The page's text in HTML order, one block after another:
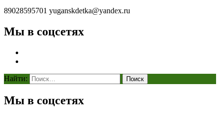
89028595701 yuganskdetka@yandex.ru
Мы в соцсетях
Найти:
Мы в соцсетях